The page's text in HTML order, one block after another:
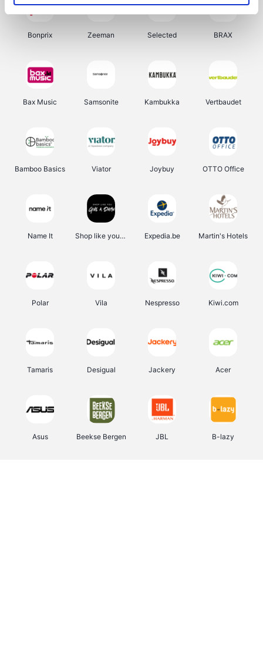
Bonprix Zeeman Selected BRAX
Bax Music Samsonite Kambukka Vertbaudet
Bamboo Basics Viator Joybuy OTTO Office
Name It Shop like you Give A Damn Expedia.be Martin's Hotels
Polar Vila Nespresso Kiwi.com
Tamaris Desigual Jackery Acer
Asus Beekse Bergen JBL B-lazy